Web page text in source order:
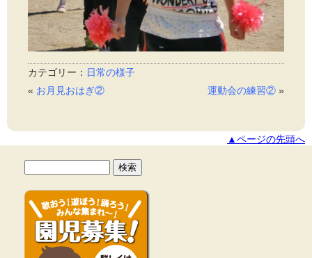
カテゴリー： 日常の様子
« お月見おはぎ② 運動会の練習② »
▲ページの先頭へ